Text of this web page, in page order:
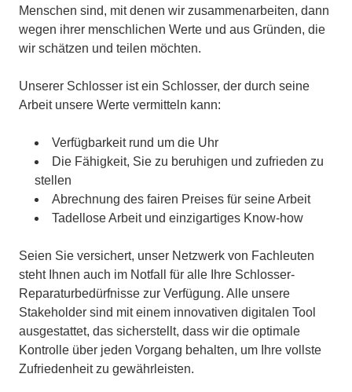
Menschen sind, mit denen wir zusammenarbeiten, dann
wegen ihrer menschlichen Werte und aus Gründen, die
wir schätzen und teilen möchten.
Unserer Schlosser ist ein Schlosser, der durch seine
Arbeit unsere Werte vermitteln kann:
Verfügbarkeit rund um die Uhr
Die Fähigkeit, Sie zu beruhigen und zufrieden zu
stellen
Abrechnung des fairen Preises für seine Arbeit
Tadellose Arbeit und einzigartiges Know-how
Seien Sie versichert, unser Netzwerk von Fachleuten
steht Ihnen auch im Notfall für alle Ihre Schlosser-
Reparaturbedürfnisse zur Verfügung. Alle unsere
Stakeholder sind mit einem innovativen digitalen Tool
ausgestattet, das sicherstellt, dass wir die optimale
Kontrolle über jeden Vorgang behalten, um Ihre vollste
Zufriedenheit zu gewährleisten.